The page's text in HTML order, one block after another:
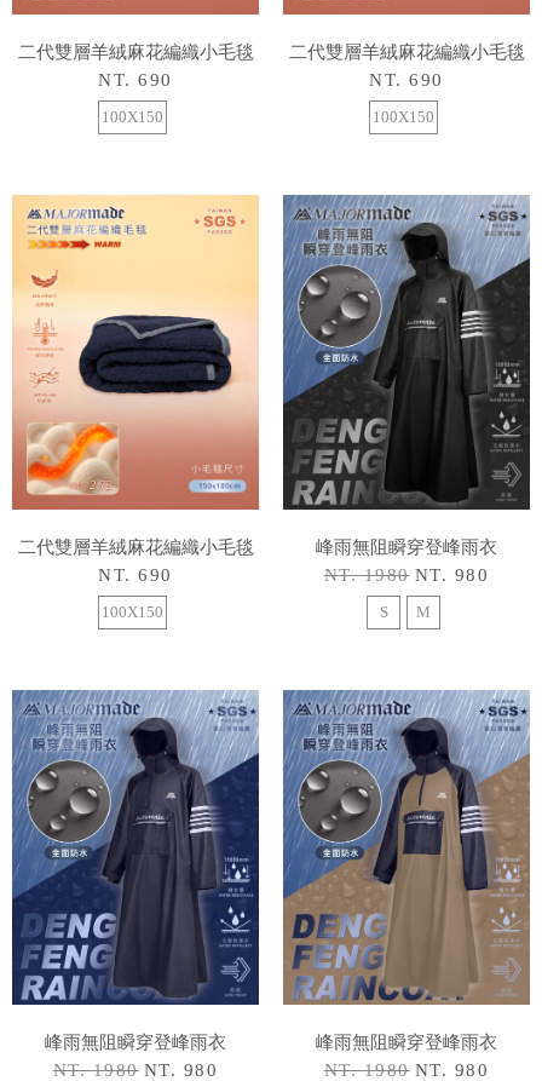
二代雙層羊絨麻花編織小毛毯
NT. 690
100X150
二代雙層羊絨麻花編織小毛毯
NT. 690
100X150
二代雙層羊絨麻花編織小毛毯
NT. 690
100X150
峰雨無阻瞬穿登峰雨衣
NT. 1980 NT. 980
S M
峰雨無阻瞬穿登峰雨衣
NT. 1980 NT. 980
峰雨無阻瞬穿登峰雨衣
NT. 1980 NT. 980